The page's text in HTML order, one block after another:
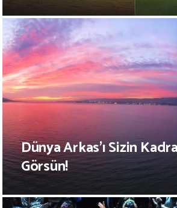
Dünya Arkas’ı Sizin
Görsün!